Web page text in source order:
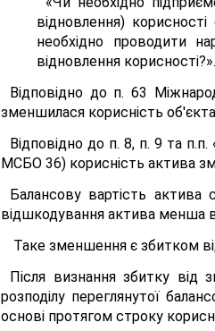
відновлення)
необхідно проводити
відновлення корисності?».
Відповідно до п. 63
зменшилася корисність
Відповідно до п. 8, п. 9 та
МСБО 36) корисність актива
Балансову вартість
відшкодування актива менша
Таке зменшення є збитком
Після визнання збитку від
розподілу переглянутої
основі протягом строку